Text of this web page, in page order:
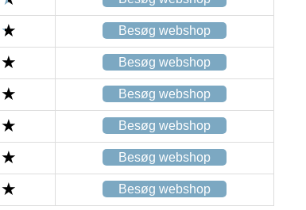
Besøg webshop
Besøg webshop
Besøg webshop
Besøg webshop
Besøg webshop
Besøg webshop